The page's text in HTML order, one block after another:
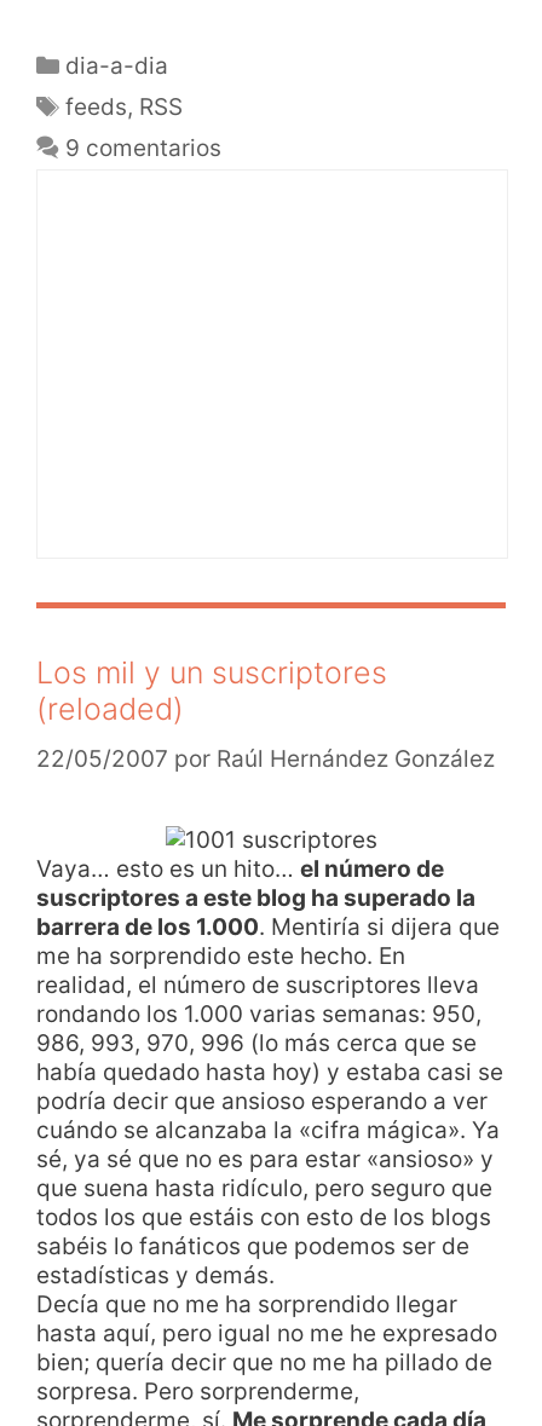
dia-a-dia
feeds, RSS
9 comentarios
Los mil y un suscriptores
(reloaded)
22/05/2007 por Raúl Hernández González
Vaya… esto es un hito… el número de
suscriptores a este blog ha superado la
barrera de los 1.000. Mentiría si dijera que
me ha sorprendido este hecho. En
realidad, el número de suscriptores lleva
rondando los 1.000 varias semanas: 950,
986, 993, 970, 996 (lo más cerca que se
había quedado hasta hoy) y estaba casi se
podría decir que ansioso esperando a ver
cuándo se alcanzaba la «cifra mágica». Ya
sé, ya sé que no es para estar «ansioso» y
que suena hasta ridículo, pero seguro que
todos los que estáis con esto de los blogs
sabéis lo fanáticos que podemos ser de
estadísticas y demás.
Decía que no me ha sorprendido llegar
hasta aquí, pero igual no me he expresado
bien; quería decir que no me ha pillado de
sorpresa. Pero sorprenderme,
sorprenderme, sí. Me sorprende cada día